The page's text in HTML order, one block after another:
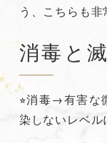
う、こちらも非
消毒と
⭐︎消毒→有害な
染しないレベル